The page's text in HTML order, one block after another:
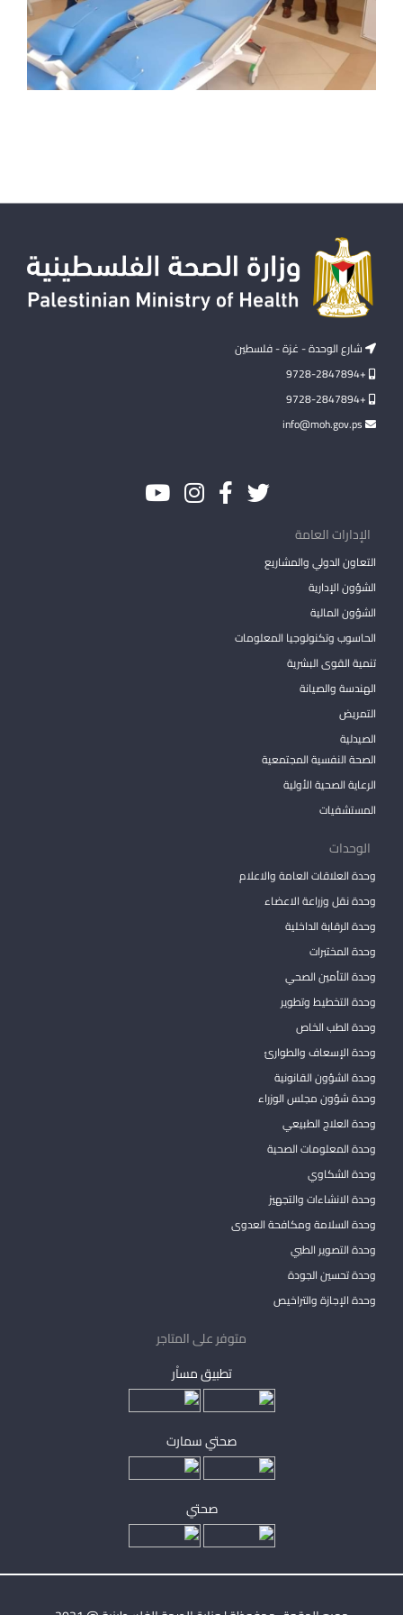
شارع الوحدة - غزة - فلسطين
+9728-2847894
+9728-2847894
الإدارات العامة
التعاون الدولي والمشاريع
الشؤون الإدارية
الشؤون المالية
الحاسوب وتكنولوجيا المعلومات
تنمية القوى البشرية
الهندسة والصيانة
التمريض
الصيدلية
الصحة النفسية المجتمعية
الرعاية الصحية الأولية
المستشفيات
الوحدات
وحدة العلاقات العامة والاعلام
وحدة نقل وزراعة الاعضاء
وحدة الرقابة الداخلية
وحدة المختبرات
وحدة التأمين الصحي
وحدة التخطيط وتطوير
وحدة الطب الخاص
وحدة الإسعاف والطوارئ
وحدة الشؤون القانونية
وحدة شؤون مجلس الوزراء
وحدة العلاج الطبيعي
وحدة المعلومات الصحية
وحدة الشكاوي
وحدة الانشاءات والتجهيز
وحدة السلامة ومكافحة العدوى
وحدة التصوير الطبي
وحدة تحسين الجودة
وحدة الإجازة والتراخيص
متوفر على المتاجر
تطبيق مساْر
صحتي سمارت
صحتي